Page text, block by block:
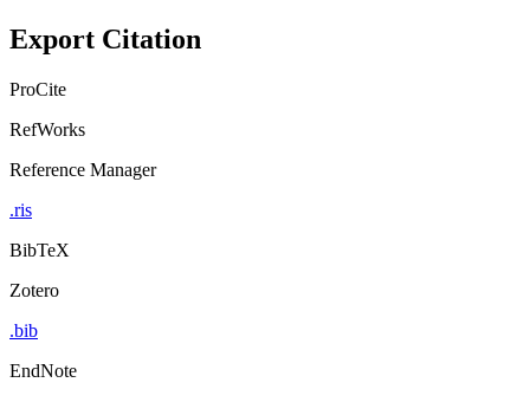
Export Citation
ProCite
RefWorks
Reference Manager
.ris
BibTeX
Zotero
.bib
EndNote